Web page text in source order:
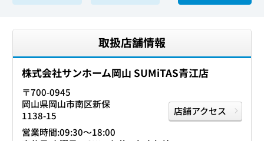
取扱店舗情報
株式会社サンホーム岡山 SUMiTAS青江店
〒700-0945
岡山県岡山市南区新保
1138-15
店舗アクセス
営業時間:09:30〜18:00